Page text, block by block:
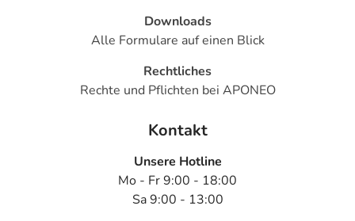
Downloads
Alle Formulare auf einen Blick
Rechtliches
Rechte und Pflichten bei APONEO
Kontakt
Unsere Hotline
Mo - Fr 9:00 - 18:00
Sa 9:00 - 13:00